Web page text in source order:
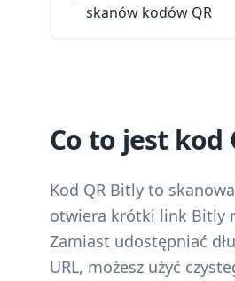
skanów kodów QR
Co to jest kod
Kod QR Bitly to
otwiera krótki link Bitly
Zamiast udostępniać
URL, możesz użyć